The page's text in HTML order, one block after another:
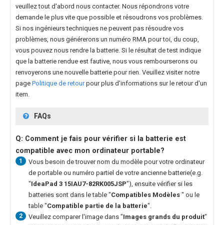
veuillez tout d'abord nous contacter. Nous répondrons votre
demande le plus vite que possible et résoudrons vos problèmes.
Si nos ingénieurs techniques ne peuvent pas résoudre vos
problèmes, nous générerons un numéro RMA pour toi, du coup,
vous pouvez nous rendre la batterie. Si le résultat de test indique
que la batterie rendue est fautive, nous vous rembourserons ou
renvoyerons une nouvelle batterie pour rien. Veuillez visiter notre
page Politique de retourpour plus d'informations sur le retour d'un
item.
FAQs
Q: Comment je fais pour vérifier si la batterie est
compatible avec mon ordinateur portable?
1
Vous besoin de trouver nom du modèle pour votre ordinateur
de portable ou numéro partiel de votre ancienne batterie(e.g.
"IdeaPad 3 15IAU7-82RK005JSP"), ensuite vérifier si les
batteries sont dans le table "Compatibles Modèles " ou le
table "Compatible partie de la batterie".
2 Veuillez comparer l'image dans "Images grands du produit"